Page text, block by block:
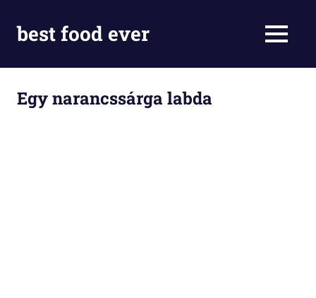
contentbest food ever MENU
Egy narancssárga labda